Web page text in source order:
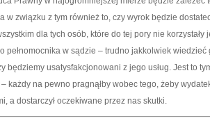
w związku z tym również to, czy wyrok będzie
dla tych osób, które do tej pory nie
pełnomocnika w sądzie – trudno jakkolwiek
będziemy usatysfakcjonowani z jego usług. Jest to
każdy na pewno pragnąłby wobec tego, żeby
a dostarczył oczekiwane przez nas skutki.